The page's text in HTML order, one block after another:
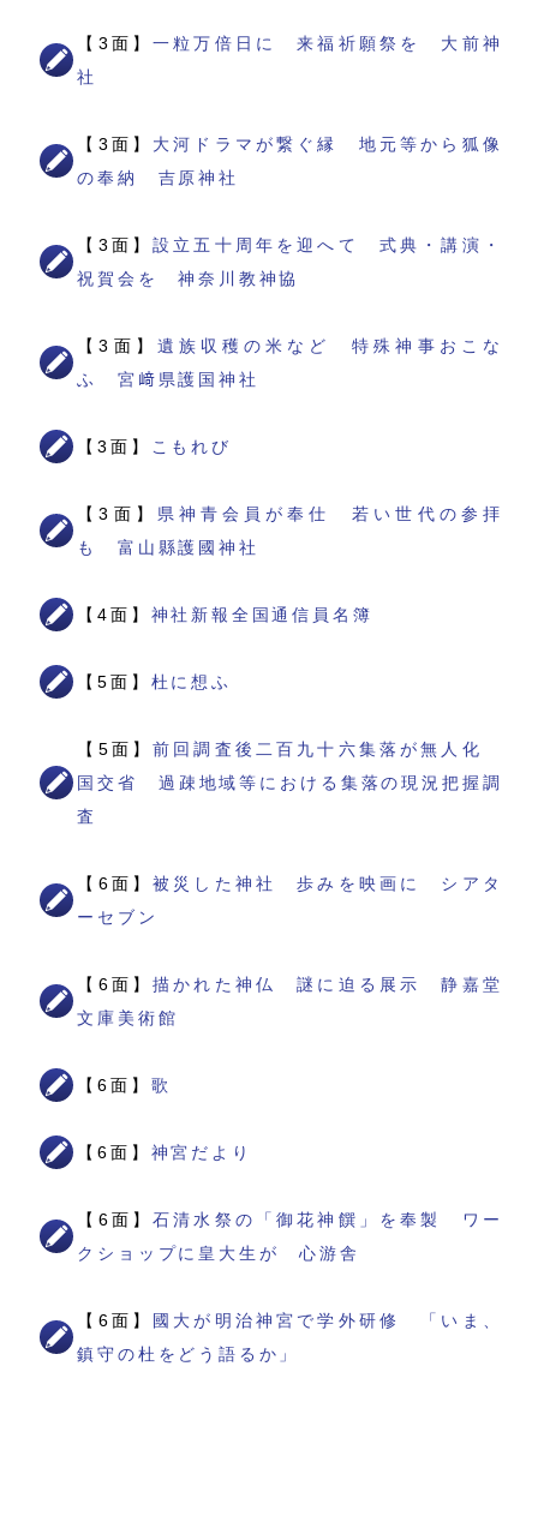
【3面】一粒万倍日に 来福祈願祭を 大前神
社
【3面】 大河ドラマが繋ぐ縁 地元等から狐像
の奉納 吉原神社
【3面】設立五十周年を迎へて 式典・講演・
祝賀会を 神奈川教神協
【3面】 遺族収穫の米など 特殊神事おこな
ふ 宮﨑県護国神社
【3面】 こもれび
【3面】 県神青会員が奉仕 若い世代の参拝
も 富山縣護國神社
【4面】 神社新報全国通信員名簿
【5面】 杜に想ふ
【5面】前回調査後二百九十六集落が無人化
国交省 過疎地域等における集落の現況把握調
査
【6面】被災した神社 歩みを映画に シアタ
ーセブン
【6面】描かれた神仏 謎に迫る展示 静嘉堂
文庫美術館
【6面】 歌
【6面】 神宮だより
【6面】石清水祭の「御花神饌」を奉製 ワー
クショップに皇大生が 心游舎
【6面】
國大が明治神宮で学外研修 「いま、
鎮守の杜をどう語るか」